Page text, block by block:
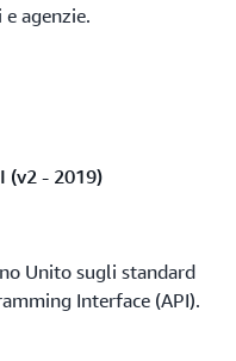
agenzie.
(v2 - 2019)
Unito sugli standard
Interface (API).